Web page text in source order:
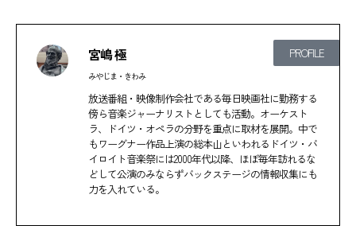
PROFILE
宮嶋 極
みやじま・きわみ
放送番組・映像制作会社である毎日映画社に勤務する
傍ら音楽ジャーナリストとしても活動。オーケスト
ラ、ドイツ・オペラの分野を重点に取材を展開。中で
もワーグナー作品上演の総本山といわれるドイツ・バ
イロイト音楽祭には2000年代以降、ほぼ毎年訪れるな
どして公演のみならずバックステージの情報収集にも
力を入れている。